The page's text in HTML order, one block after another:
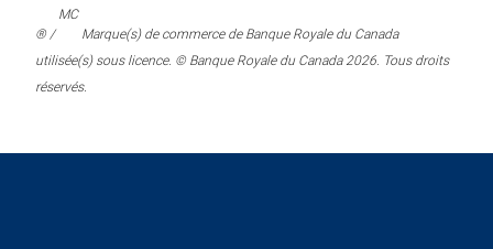
® /
MC
Marque(s) de commerce de Banque Royale du Canada
utilisée(s) sous licence. © Banque Royale du Canada 2026. Tous droits
réservés.